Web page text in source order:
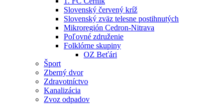
Slovenský červený kríž
Slovenský zväz telesne postihnutých
Mikroregión Cedron-Nitrava
Poľovné združenie
Folklórne skupiny
OZ Beťári
Šport
Zberný dvor
Zdravotníctvo
Kanalizácia
Zvoz odpadov